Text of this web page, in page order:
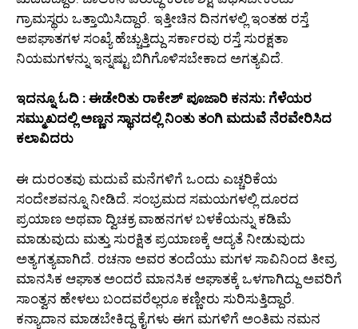
ಗ್ರಾಮಸ್ಥರು ಒತ್ತಾಯಿಸಿದ್ದಾರೆ. ಇತ್ತೀಚಿನ ದಿನಗಳಲ್ಲಿ ಇಂತಹ ರಸ್ತೆ
ಅಪಘಾತಗಳ ಸಂಖ್ಯೆ ಹೆಚ್ಚುತ್ತಿದ್ದು ಸರ್ಕಾರವು ರಸ್ತೆ ಸುರಕ್ಷತಾ
ನಿಯಮಗಳನ್ನು ಇನ್ನಷ್ಟು ಬಿಗಿಗೊಳಿಸಬೇಕಾದ ಅಗತ್ಯವಿದೆ.
ಇದನ್ನೂ ಓದಿ : ಈಡೇರಿತು ರಾಕೇಶ್ ಪೂಜಾರಿ ಕನಸು: ಗೆಳೆಯರ
ಸಮ್ಮುಖದಲ್ಲಿ ಅಣ್ಣನ ಸ್ಥಾನದಲ್ಲಿ ನಿಂತು ತಂಗಿ ಮದುವೆ ನೆರವೇರಿಸಿದ
ಕಲಾವಿದರು
ಈ ದುರಂತವು ಮದುವೆ ಮನೆಗಳಿಗೆ ಒಂದು ಎಚ್ಚರಿಕೆಯ
ಸಂದೇಶವನ್ನೂ ನೀಡಿದೆ. ಸಂಭ್ರಮದ ಸಮಯಗಳಲ್ಲಿ ದೂರದ
ಪ್ರಯಾಣ ಅಥವಾ ದ್ವಿಚಕ್ರ ವಾಹನಗಳ ಬಳಕೆಯನ್ನು ಕಡಿಮೆ
ಮಾಡುವುದು ಮತ್ತು ಸುರಕ್ಷಿತ ಪ್ರಯಾಣಕ್ಕೆ ಆದ್ಯತೆ ನೀಡುವುದು
ಅತ್ಯಗತ್ಯವಾಗಿದೆ. ರಚನಾ ಅವರ ತಂದೆಯು ಮಗಳ ಸಾವಿನಿಂದ ತೀವ್ರ
ಮಾನಸಿಕ ಆಘಾತ ಅಂದರೆ ಮಾನಸಿಕ ಆಘಾತಕ್ಕೆ ಒಳಗಾಗಿದ್ದು ಅವರಿಗೆ
ಸಾಂತ್ವನ ಹೇಳಲು ಬಂದವರೆಲ್ಲರೂ ಕಣ್ಣೀರು ಸುರಿಸುತ್ತಿದ್ದಾರೆ.
ಕನ್ಯಾದಾನ ಮಾಡಬೇಕಿದ್ದ ಕೈಗಳು ಈಗ ಮಗಳಿಗೆ ಅಂತಿಮ ನಮನ